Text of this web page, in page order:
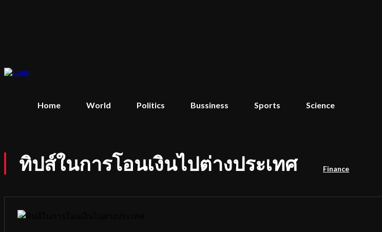
Home World Politics Bussiness Sports Science
ทิปส์ในการโอนเงินไปต่างประเทศ Finance